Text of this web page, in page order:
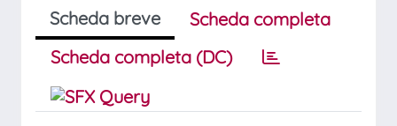
Scheda breve
Scheda completa
Scheda completa (DC)